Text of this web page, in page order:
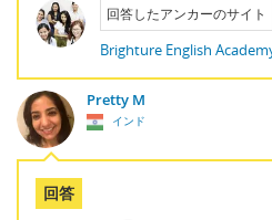
回答したアンカーのサイト
Brighture English
Pretty M
インド
回答